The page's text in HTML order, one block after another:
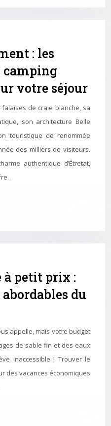
: les
camping
votre séjour
de craie blanche, sa
son architecture Belle
touristique de renommée
des milliers de visiteurs.
authentique d’Étretat,
à petit prix :
du
appelle, mais votre budget
de sable fin et des eaux
inaccessible ! Trouver le
des vacances économiques